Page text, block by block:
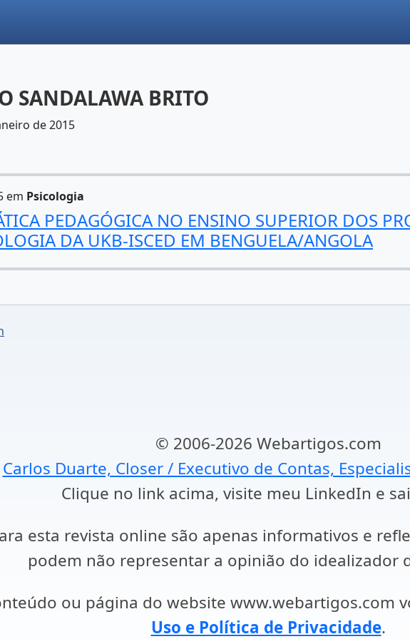
SANDALAWA BRITO
de 2015
em Psicologia
PEDAGÓGICA NO ENSINO SUPERIOR DOS
DA UKB-ISCED EM BENGUELA/ANGOLA
© 2006-2026 Webartigos.com
Carlos Duarte, Closer / Executivo de Contas,
Clique no link acima, visite meu LinkedIn e
esta revista online são apenas informativos e
podem não representar a opinião do idealizador
ou página do website www.webartigos.com
Uso e Política de Privacidade.